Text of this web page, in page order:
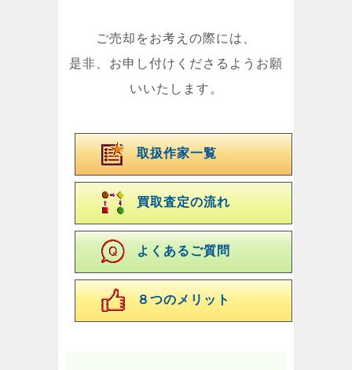
ご売却をお考えの際には、
是非、お申し付けくださるようお願
いいたします。
取扱作家一覧
買取査定の流れ
よくあるご質問
８つのメリット